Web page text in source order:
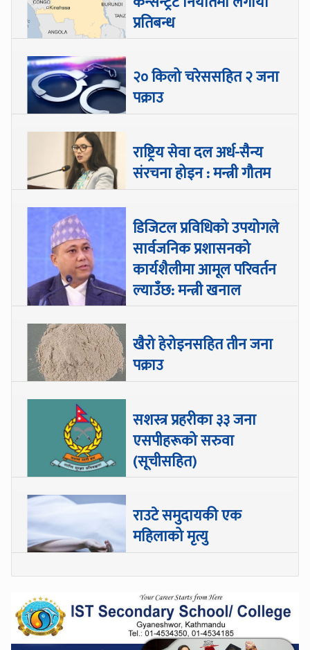
प्रतिबन्ध
२० किलो चरेससहित २ जना
पक्राउ
राष्ट्रिय सेवा दल अर्ध-सैन्य
संरचना होइन : मन्त्री गौतम
डिजिटल प्रविधिको उपयोगले
सार्वजनिक प्रशासनको
कार्यशैलीमा आमूल परिवर्तन
ल्याउँछ: मन्त्री खनाल
खैरो हेरोइनसहित तीन जना
पक्राउ
सशस्त्र प्रहरीका ३३ जना
एसपीहरूको सरुवा
(सूचीसहित)
राउटे समुदायकी एक
महिलाको मृत्यु